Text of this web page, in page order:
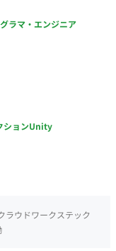
ラマ・エンジニア
ションUnity
ラウドワークステック